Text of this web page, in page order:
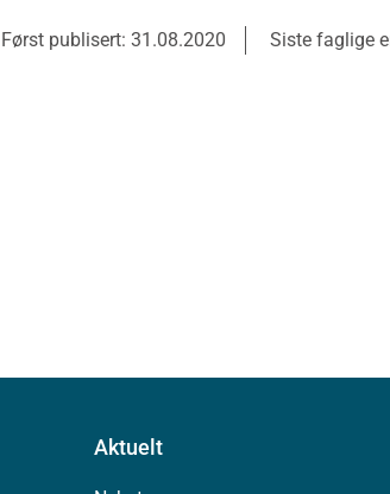
Først publisert: 31.08.2020 Siste faglige
Aktuelt